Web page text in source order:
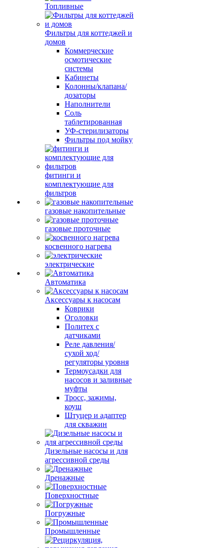
Топливные
Фильтры для коттеджей и
домов
Коммерческие
осмотические
системы
Кабинеты
Колонны/клапана/
дозаторы
Наполнители
Соль
таблетированная
УФ-стерилизаторы
Фильтры под мойку
фитинги и
комплектующие для
фильтров
газовые накопительные
газовые проточные
косвенного нагрева
электрические
Автоматика
Аксессуары к насосам
Коврики
Оголовки
Политех с
датчиками
Реле давления/
сухой ход/
регуляторы уровня
Термоусадки для
насосов и заливные
муфты
Тросс, зажимы,
коуш
Штуцер и адаптер
для скважин
Дизельные насосы и для
агрессивной среды
Дренажные
Поверхностные
Погружные
Промышленные